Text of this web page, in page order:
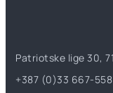
Patriotske lige 30,
+387 (0)33 667-558